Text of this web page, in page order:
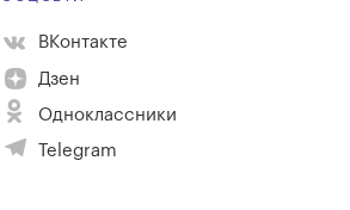
ВКонтакте
Дзен
Одноклассники
Telegram